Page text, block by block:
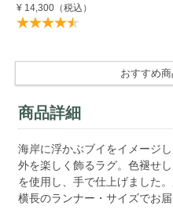
¥ 14,300（税込）
おすすめ
商品詳細
海岸に浮かぶブイをイメージ
外を楽しく飾るラグ。色褪せ
を使用し、手で仕上げました
横長のランナー・サイズでお届